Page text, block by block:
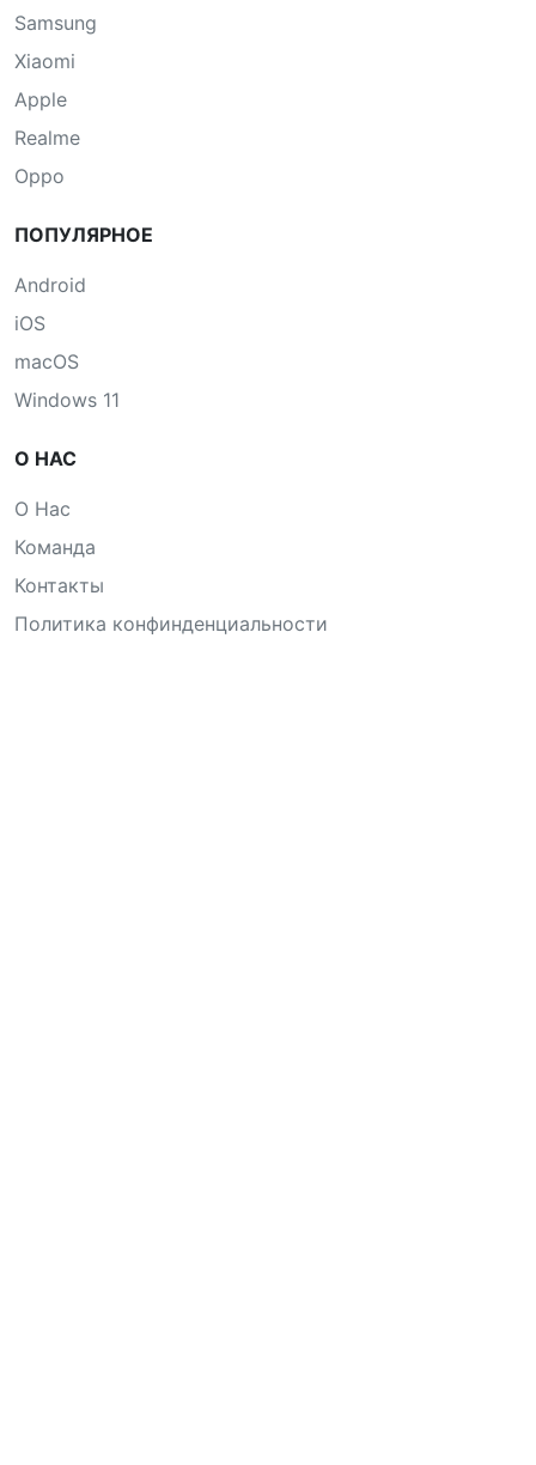
Samsung
Xiaomi
Apple
Realme
Oppo
ПОПУЛЯРНОЕ
Android
iOS
macOS
Windows 11
О НАС
О Нас
Команда
Контакты
Политика конфинденциальности